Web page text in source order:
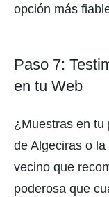
opción más
Paso 7:
en tu Web
¿Muestras en tu
de Algeciras o
vecino que
poderosa que